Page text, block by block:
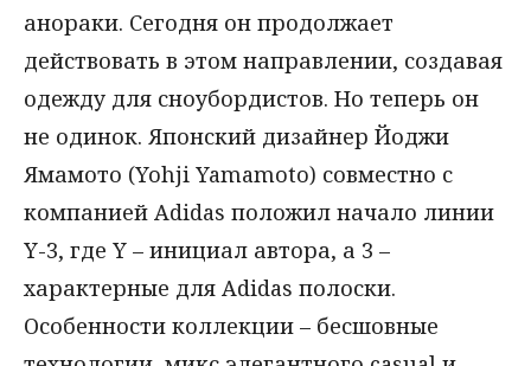
анораки. Сегодня он продолжает
действовать в этом направлении, создавая
одежду для сноубордистов. Но теперь он
не одинок. Японский дизайнер Йоджи
Ямамото (Yohji Yamamoto) совместно с
компанией Adidas положил начало линии
Y-3, где Y – инициал автора, а 3 –
характерные для Adidas полоски.
Особенности коллекции – бесшовные